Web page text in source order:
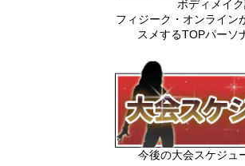
ボディメイ
フィジーク・オンライン
スメするTOPパーソ
今後の大会スケジュ